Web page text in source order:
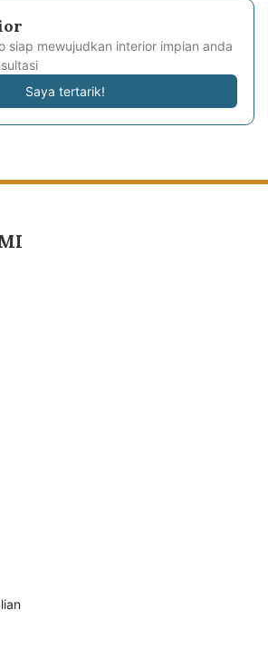
siap mewujudkan interior impian anda
Saya tertarik!